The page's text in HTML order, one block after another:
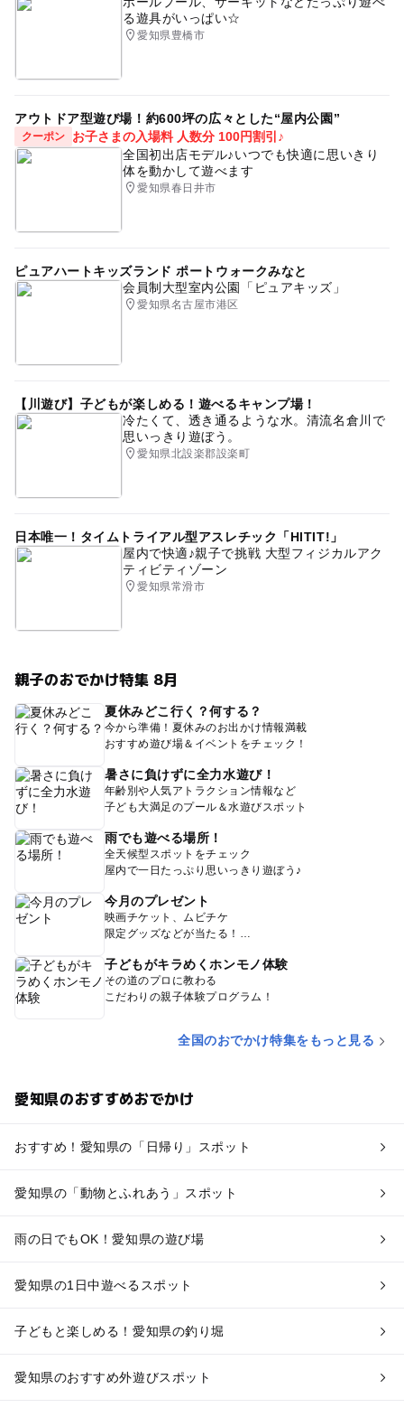
る遊具がいっぱい☆
愛知県豊橋市
アウトドア型遊び場！約600坪の広々とした“屋内公園”
クーポン
お子さまの入場料 人数分 100円割引♪
全国初出店モデル♪いつでも快適に思いきり
体を動かして遊べます
愛知県春日井市
ピュアハートキッズランド ポートウォークみなと
会員制大型室内公園「ピュアキッズ」
愛知県名古屋市港区
【川遊び】子どもが楽しめる！遊べるキャンプ場！
冷たくて、透き通るような水。清流名倉川で
思いっきり遊ぼう。
愛知県北設楽郡設楽町
日本唯一！タイムトライアル型アスレチック「HITIT!」
屋内で快適♪親子で挑戦 大型フィジカルアク
ティビティゾーン
愛知県常滑市
親子のおでかけ特集 8月
夏休みどこ行く？何する？
今から準備！夏休みのお出かけ情報満載
おすすめ遊び場＆イベントをチェック！
暑さに負けずに全力水遊び！
年齢別や人気アトラクション情報など
子ども大満足のプール＆水遊びスポット
雨でも遊べる場所！
全天候型スポットをチェック
屋内で一日たっぷり思いっきり遊ぼう♪
今月のプレゼント
映画チケット、ムビチケ
限定グッズなどが当たる！
子どもがキラめくホンモノ体験
その道のプロに教わる
こだわりの親子体験プログラム！
全国のおでかけ特集をもっと見る
愛知県のおすすめおでかけ
おすすめ！愛知県の「日帰り」スポット
愛知県の「動物とふれあう」スポット
雨の日でもOK！愛知県の遊び場
愛知県の1日中遊べるスポット
子どもと楽しめる！愛知県の釣り堀
愛知県のおすすめ外遊びスポット